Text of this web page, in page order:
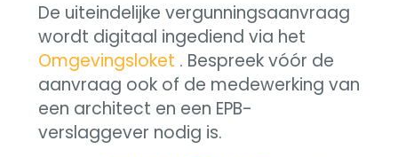
De uiteindelijke vergunningsaanvraag
wordt digitaal ingediend via het
Omgevingsloket . Bespreek vóór de
aanvraag ook of de medewerking van
een architect en een EPB-
verslaggever nodig is.